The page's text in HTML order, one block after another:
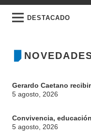
DESTACADO
Gerardo Caetano
5 agosto, 2026
Convivencia,
5 agosto, 2026